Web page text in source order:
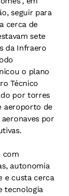
seguir para
cerca de
sete
da Infraero
o plano
Técnico
por torres
aeroporto de
por
com
autonomia
e custa cerca
tecnologia